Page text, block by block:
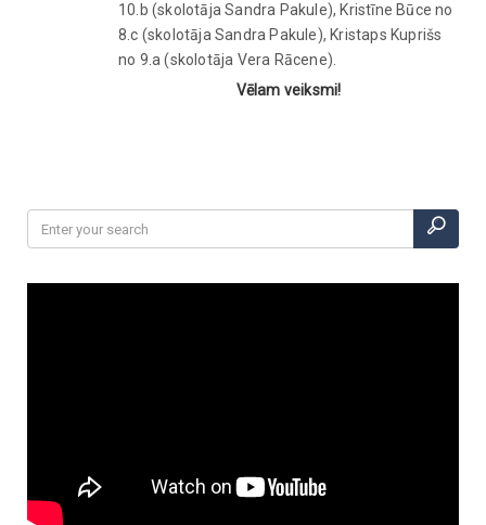
10.b (skolotāja Sandra Pakule), Kristīne Būce no
8.c (skolotāja Sandra Pakule), Kristaps Kuprišs
no 9.a (skolotāja Vera Rācene).
Vēlam veiksmi!